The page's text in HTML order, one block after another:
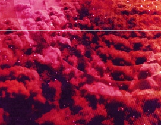
2025.03.10
비정기적으로 미처 리뷰하지 못했
로 선정한 진보의 < Fantasy >입
를 중점으로 다년간 활동했던 음악